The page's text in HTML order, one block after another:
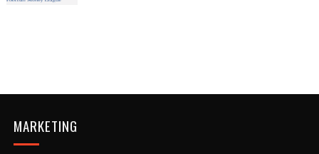
MARKETING